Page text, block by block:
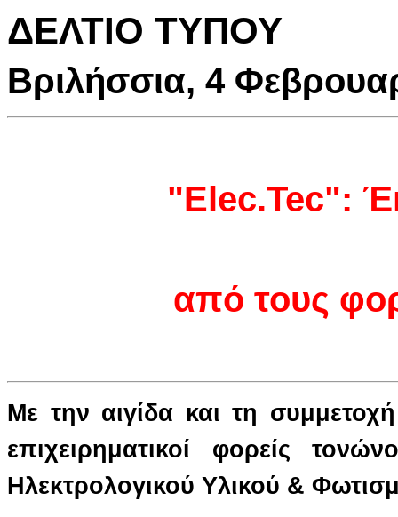
ΔΕΛΤΙΟ ΤΥΠΟΥ
Βριλήσσια, 4
"Elec.Tec":
από τους
Με την αιγίδα και τη
επιχειρηματικοί φορείς
Ηλεκτρολογικού Υλικού &